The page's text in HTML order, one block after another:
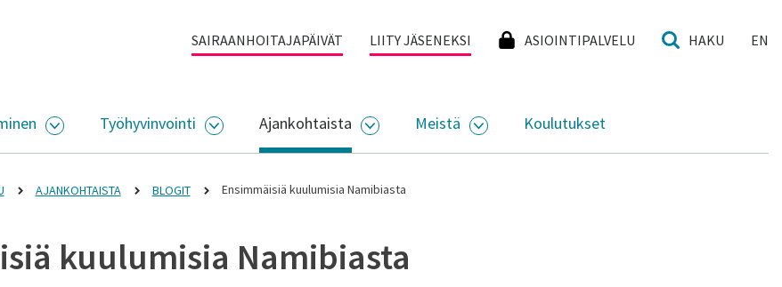
SAIRAANHOITAJAPÄIVÄT LIITY JÄSENEKSI ASIOINTIPALVELU HAKU EN
AVAA ALASIVUJEN VALIKKO
Työhyvinvointi
AVAA ALASIVUJEN VALIKKO
Ajankohtaista
AVAA ALASIVUJEN VALIKKO
Meistä
AVAA ALASIVUJEN VALIKKO
Koulutukset
AJANKOHTAISTA BLOGIT Ensimmäisiä kuulumisia Namibiasta
kuulumisia Namibiasta